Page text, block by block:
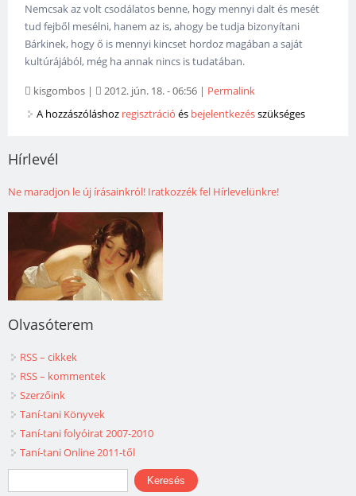
Nemcsak az volt csodálatos benne, hogy mennyi dalt és mesét
tud fejből mesélni, hanem az is, ahogy be tudja bizonyítani
Bárkinek, hogy ő is mennyi kincset hordoz magában a saját
kultúrájából, még ha annak nincs is tudatában.
kisgombos | 2012. jún. 18. - 06:56 | Permalink
A hozzászóláshoz regisztráció és bejelentkezésszükséges
Hírlevél
Ne maradjon le új írásainkról! Iratkozzék fel Hírlevelünkre!
Olvasóterem
RSS – cikkek
RSS – kommentek
Szerzőink
Taní-tani Könyvek
Taní-tani folyóirat 2007-2010
Taní-tani Online 2011-től
Keresés űrlap
Keresés